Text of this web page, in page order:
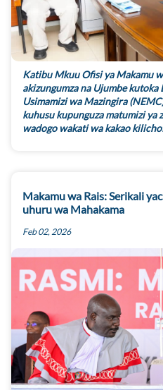
Katibu Mkuu Ofisi ya Makamu
akizungumza na Ujumbe kutoka
Usimamizi wa Mazingira
kuhusu kupunguza matumizi ya
wadogo wakati wa kakao
Makamu wa Rais: Serikali
uhuru wa Mahakama
Feb 02, 2026